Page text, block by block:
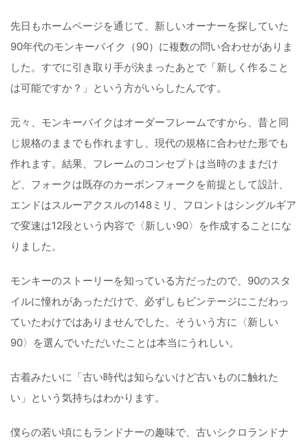
先日もホームページを通じて、新しいオーナーを探していた
90年代のモンキーバイク（90）に複数の問い合わせがありま
した。すでに引き取り手が決まったあとで「新しく作ること
は可能ですか？」という方がいらしたんです。
元々、モンキーバイクはオーダーフレームですから、昔と同
じ規格のままでも作れますし、現代の規格に合わせた形でも
作れます。結果、フレームのコンセプトは当時のままだけ
ど、フォークは既存のカーボンフォークを前提として設計、
エンドはスルーアクスルの148ミリ、フロントはシングルギア
で変速は12段という内容で〈新しい90〉を作成することにな
りました。
モンキーのストーリーを知っている方だったので、90のスタ
イルに憧れがあっただけで、必ずしもビンテージにこだわっ
ていたわけではありませんでした。そういう方に〈新しい
90〉を選んでいただいたことは本当にうれしい。
古着みたいに「古い時代は知らないけど古いものに触れた
い」という気持ちはわかります。
僕らの若い頃にもランドナーの趣味で、古いシクロランドナ